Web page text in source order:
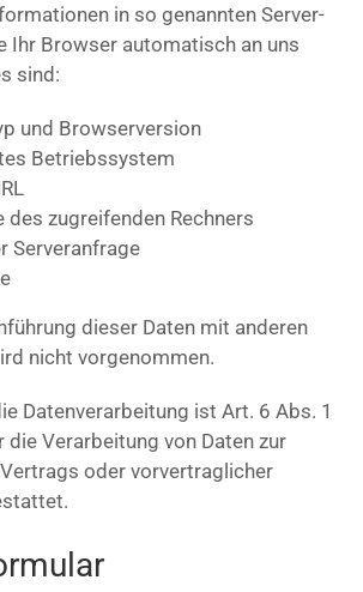
in so genannten Server-
Ihr Browser automatisch an uns
sind:
und Browserversion
Betriebssystem
des zugreifenden Rechners
Serveranfrage
dieser Daten mit anderen
nicht vorgenommen.
Datenverarbeitung ist Art. 6 Abs. 1
die Verarbeitung von Daten zur
oder vorvertraglicher